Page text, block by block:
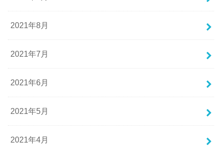
2021年8月
2021年7月
2021年6月
2021年5月
2021年4月